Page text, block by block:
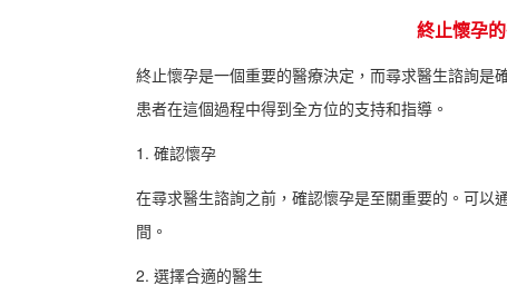
終止懷孕
終止懷孕是一個重要的醫療決定，而尋求醫生諮詢
患者在這個過程中得到全方位的支持和指導。
1. 確認懷孕
在尋求醫生諮詢之前，確認懷孕是至關重要的。可
間。
2. 選擇合適的醫生